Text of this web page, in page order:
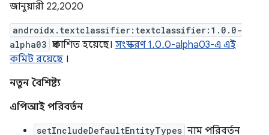
জানুয়ারী 22, 2020
androidx.textclassifier:textclassifier:1.0.0-
alpha03 প্রকাশিত হয়েছে। সংস্করণ 1.0.0-alpha03-এ এই
কমিট রয়েছে ।
নতুন বৈশিষ্ট্য
এপিআই পরিবর্তন
setIncludeDefaultEntityTypes নাম পরিবর্তন